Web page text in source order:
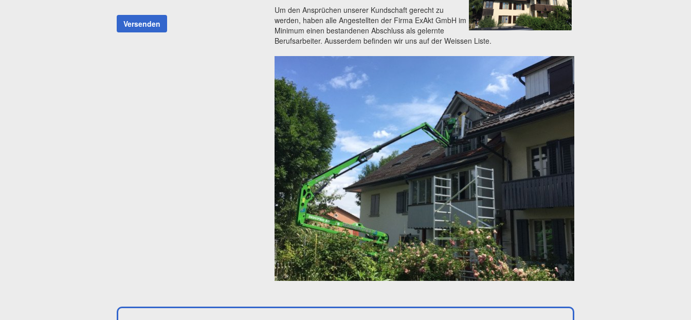
Versenden
Um den Ansprüchen unserer Kundschaft gerecht zu
werden, haben alle Angestellten der Firma ExAkt GmbH im
Minimum einen bestandenen Abschluss als gelernte
Berufsarbeiter. Ausserdem befinden wir uns auf der Weissen Liste.